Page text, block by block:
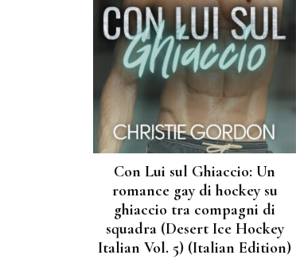
Con Lui sul Ghiaccio: Un
romance gay di hockey su
ghiaccio tra compagni di
squadra (Desert Ice Hockey
Italian Vol. 5) (Italian Edition)